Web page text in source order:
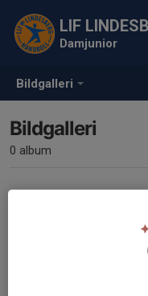
Bildgalleri
LIF
Damjunior
Bildgalleri
0 album